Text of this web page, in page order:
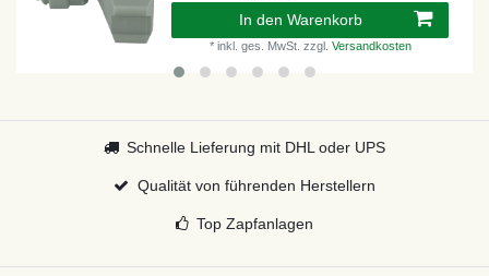
In den Warenkorb
* inkl. ges. MwSt. zzgl. Versandkosten
Schnelle Lieferung mit DHL oder UPS
Qualität von führenden Herstellern
Top Zapfanlagen